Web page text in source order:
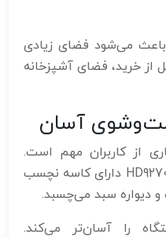
می‌شود فضای زیادی
از خرید، فضای آشپزخانه
آسان
از کاربران مهم است.
خوشبختانه، سرخ‌کن فیلیپس HD9270 دارای کاسه نچسب
و دیواره سبد می‌چسبد.
را آسان‌تر می‌کند.